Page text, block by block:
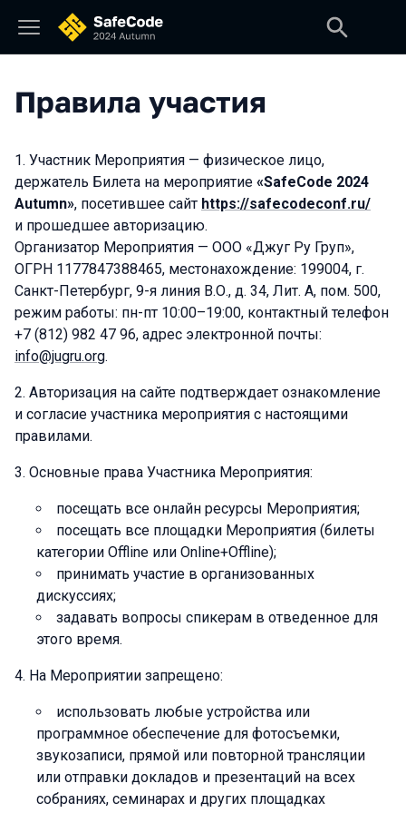
Правила участия
Участник Мероприятия — физическое лицо,
держатель Билета на мероприятие «SafeCode 2024
Autumn», посетившее сайт https://safecodeconf.ru/
и прошедшее авторизацию.
Организатор Мероприятия — ООО «Джуг Ру Груп»,
ОГРН 1177847388465, местонахождение: 199004, г.
Санкт-Петербург, 9-я линия В.О., д. 34, Лит. А, пом. 500,
режим работы: пн-пт 10:00–19:00, контактный телефон
+7 (812) 982 47 96, адрес электронной почты:
info@jugru.org.
Авторизация на сайте подтверждает ознакомление
и согласие участника мероприятия с настоящими
правилами.
Основные права Участника Мероприятия:
посещать все онлайн ресурсы Мероприятия;
посещать все площадки Мероприятия (билеты
категории Offline или Online+Offline);
принимать участие в организованных
дискуссиях;
задавать вопросы спикерам в отведенное для
этого время.
На Мероприятии запрещено:
использовать любые устройства или
программное обеспечение для фотосъемки,
звукозаписи, прямой или повторной трансляции
или отправки докладов и презентаций на всех
собраниях, семинарах и других площадках